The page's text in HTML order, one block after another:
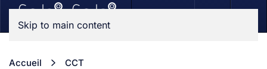
Skip to main content
Accueil CCT